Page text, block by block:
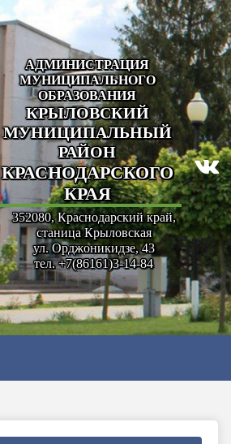
АДМИНИСТРАЦИЯ
МУНИЦИПАЛЬНОГО
ОБРАЗОВАНИЯ
КРЫЛОВСКИЙ
МУНИЦИПАЛЬНЫЙ
РАЙОН
КРАСНОДАРСКОГО
КРАЯ
352080, Краснодарский край,
станица Крыловская
ул. Орджоникидзе, 43
тел. +7(86161)3-14-84